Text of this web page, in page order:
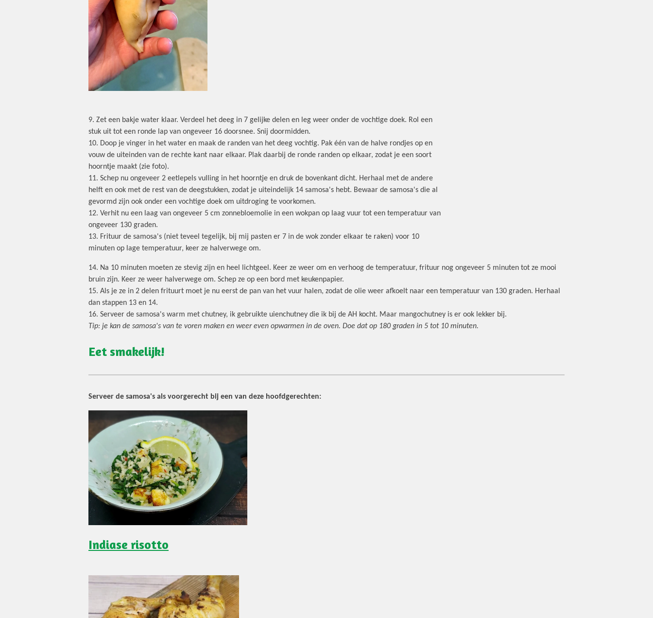
9. Zet een bakje water klaar. Verdeel het deeg in 7 gelijke delen en leg weer onder de vochtige doek. Rol een
stuk uit tot een ronde lap van ongeveer 16 doorsnee. Snij doormidden.
10. Doop je vinger in het water en maak de randen van het deeg vochtig. Pak één van de halve rondjes op en
vouw de uiteinden van de rechte kant naar elkaar. Plak daarbij de ronde randen op elkaar, zodat je een soort
hoorntje maakt (zie foto).
11. Schep nu ongeveer 2 eetlepels vulling in het hoorntje en druk de bovenkant dicht. Herhaal met de andere
helft en ook met de rest van de deegstukken, zodat je uiteindelijk 14 samosa's hebt. Bewaar de samosa's die al
gevormd zijn ook onder een vochtige doek om uitdroging te voorkomen.
12. Verhit nu een laag van ongeveer 5 cm zonnebloemolie in een wokpan op laag vuur tot een temperatuur van
ongeveer 130 graden.
13. Frituur de samosa's (niet teveel tegelijk, bij mij pasten er 7 in de wok zonder elkaar te raken) voor 10
minuten op lage temperatuur, keer ze halverwege om.
14. Na 10 minuten moeten ze stevig zijn en heel lichtgeel. Keer ze weer om en verhoog de temperatuur, frituur nog ongeveer 5 minuten tot ze mooi
bruin zijn. Keer ze weer halverwege om. Schep ze op een bord met keukenpapier.
15. Als je ze in 2 delen frituurt moet je nu eerst de pan van het vuur halen, zodat de olie weer afkoelt naar een temperatuur van 130 graden. Herhaal
dan stappen 13 en 14.
16. Serveer de samosa's warm met chutney, ik gebruikte uienchutney die ik bij de AH kocht. Maar mangochutney is er ook lekker bij.
Tip: je kan de samosa's van te voren maken en weer even opwarmen in de oven. Doe dat op 180 graden in 5 tot 10 minuten.
Eet smakelijk!
Serveer de samosa's als voorgerecht bij een van deze hoofdgerechten:
Indiase risotto